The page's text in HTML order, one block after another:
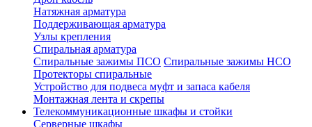
Натяжная арматура
Поддерживающая арматура
Узлы крепления
Спиральная арматура
Спиральные зажимы ПСО Спиральные зажимы НСО
Протекторы спиральные
Устройство для подвеса муфт и запаса кабеля
Монтажная лента и скрепы
Телекоммуникационные шкафы и стойки
Серверные шкафы